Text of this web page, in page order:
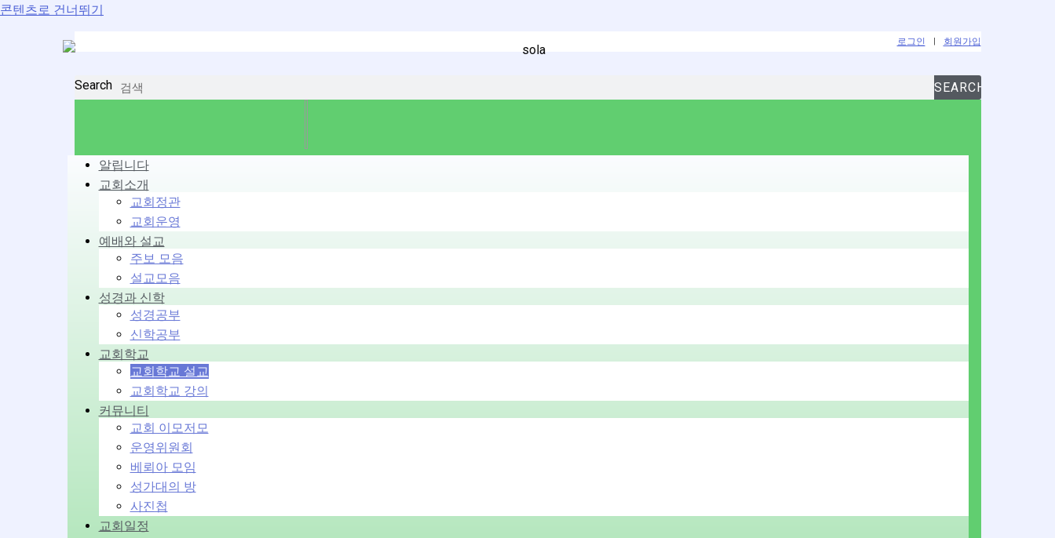
콘텐츠로 건너뛰기
로그인 | 회원가입
Search SEARCH
알립니다
교회소개
교회정관
교회운영
예배와 설교
주보 모음
설교모음
성경과 신학
성경공부
신학공부
교회학교
교회학교 설교
교회학교 강의
커뮤니티
교회 이모저모
운영위원회
베뢰아 모임
성가대의 방
사진첩
교회일정